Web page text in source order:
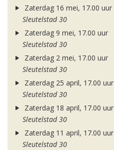
Zaterdag 16 mei, 17.00 uur
Sleutelstad 30
Zaterdag 9 mei, 17.00 uur
Sleutelstad 30
Zaterdag 2 mei, 17.00 uur
Sleutelstad 30
Zaterdag 25 april, 17.00 uur
Sleutelstad 30
Zaterdag 18 april, 17.00 uur
Sleutelstad 30
Zaterdag 11 april, 17.00 uur
Sleutelstad 30